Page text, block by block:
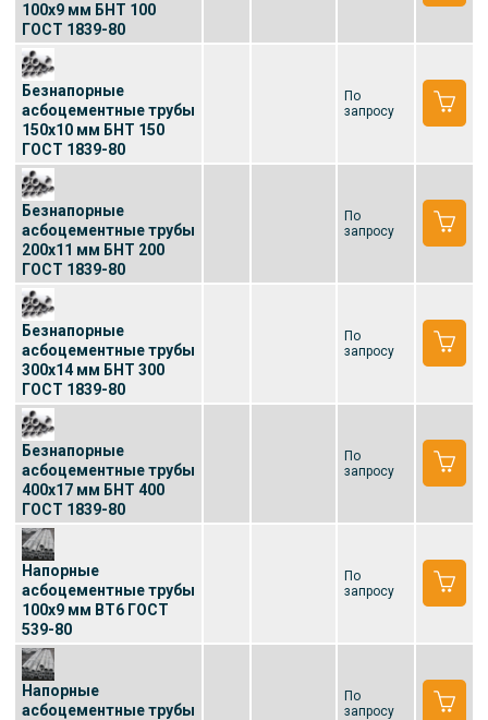
100x9 мм БНТ 100
ГОСТ 1839-80
Безнапорные
асбоцементные трубы
150x10 мм БНТ 150
ГОСТ 1839-80
По
запросу
Безнапорные
асбоцементные трубы
200x11 мм БНТ 200
ГОСТ 1839-80
По
запросу
Безнапорные
асбоцементные трубы
300x14 мм БНТ 300
ГОСТ 1839-80
По
запросу
Безнапорные
асбоцементные трубы
400x17 мм БНТ 400
ГОСТ 1839-80
По
запросу
Напорные
асбоцементные трубы
100x9 мм ВТ6 ГОСТ
539-80
По
запросу
Напорные
асбоцементные трубы
По
запросу